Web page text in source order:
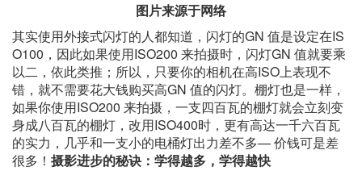
图片来源于网络
其实使用外接式闪灯的人都知道，闪灯的GN 值是设定在IS
O100，因此如果使用ISO200 来拍摄时，闪灯GN 值就要乘
以二，依此类推；所以，只要你的相机在高ISO上表现不
错，就不需要花大钱购买高GN 值的闪灯。棚灯也是一样，
如果你使用ISO200 来拍摄，一支四百瓦的棚灯就会立刻变
身成八百瓦的棚灯，改用ISO400时，更有高达一千六百瓦
的实力，几乎和一支小的电桶灯出力差不多— 价钱可是差
很多！ 摄影进步的秘诀：学得越多，学得越快